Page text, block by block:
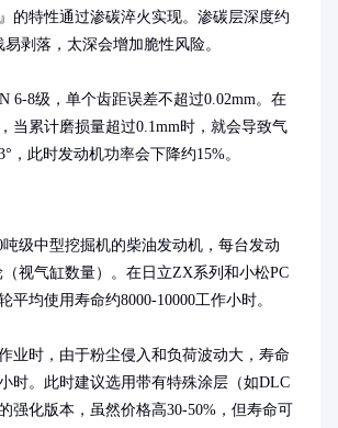
的特性通过渗碳淬火实现。渗碳层深度约
易剥落，太深会增加脆性风险。
6-8级，单个齿距误差不超过0.02mm。在
当累计磨损量超过0.1mm时，就会导致气
，此时发动机功率会下降约15%。
吨级中型挖掘机的柴油发动机，每台发动
视气缸数量）。在日立ZX系列和小松PC
平均使用寿命约8000-10000工作小时。
业时，由于粉尘侵入和负荷波动大，寿命
时。此时建议选用带有特殊涂层（如DLC
强化版本，虽然价格高30-50%，但寿命可